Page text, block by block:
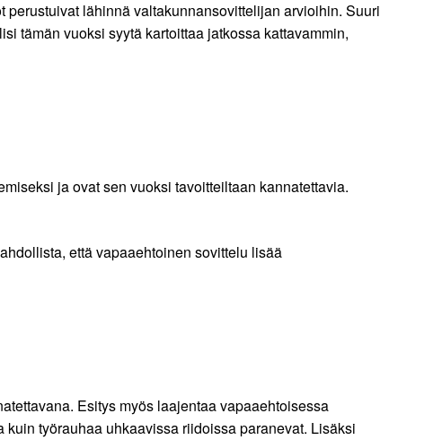
lähinnä valtakunnansovittelijan arvioihin. Suuri
tämän vuoksi syytä kartoittaa jatkossa kattavammin,
ja ovat sen vuoksi tavoitteiltaan kannatettavia.
että vapaaehtoinen sovittelu lisää
Esitys myös laajentaa vapaaehtoisessa
työrauhaa uhkaavissa riidoissa paranevat. Lisäksi